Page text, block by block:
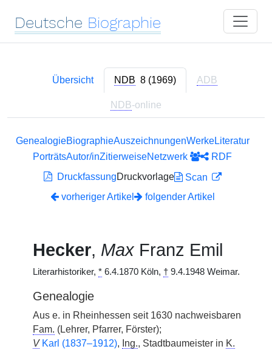
Deutsche Biographie
Übersicht NDB 8 (1969) ADB
NDB-online
GenealogieBiographieAuszeichnungenWerkeLiteratur
PorträtsAutor/inZitierweiseNetzwerk
RDF
DruckfassungDruckvorlage
Scan
vorheriger Artikel
folgender Artikel
Hecker, Max Franz Emil
Literarhistoriker, * 6.4.1870 Köln, † 9.4.1948 Weimar.
Genealogie
Aus e. in Rheinhessen seit 1630 nachweisbaren
Fam. (Lehrer, Pfarrer, Förster);
V Karl (1837–1912), Ing., Stadtbaumeister in K.